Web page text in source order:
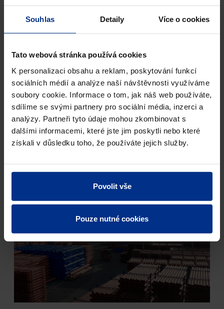
Souhlas Detaily Více o cookies
Tato webová stránka používá cookies
K personalizaci obsahu a reklam, poskytování funkcí
sociálních médií a analýze naší návštěvnosti využíváme
soubory cookie. Informace o tom, jak náš web používáte,
sdílíme se svými partnery pro sociální média, inzerci a
analýzy. Partneři tyto údaje mohou zkombinovat s
dalšími informacemi, které jste jim poskytli nebo které
získali v důsledku toho, že používáte jejich služby.
Povolit vše
Pouze nutné cookies